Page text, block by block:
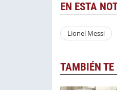
EN ESTA
Lionel Messi
TAMBIÉN TE